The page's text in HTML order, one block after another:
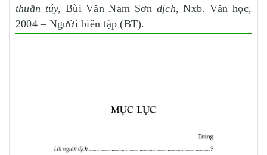
thuần túy,Bùi Văn Nam Sơn dịch,Nxb. Văn học,
2004 – Người biên tập (BT).